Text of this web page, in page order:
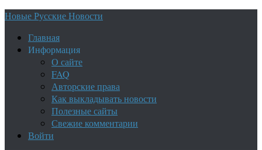
Новые Русские Новости
Главная
Информация
О сайте
FAQ
Авторские права
Как выкладывать новости
Полезные сайты
Свежие комментарии
Войти